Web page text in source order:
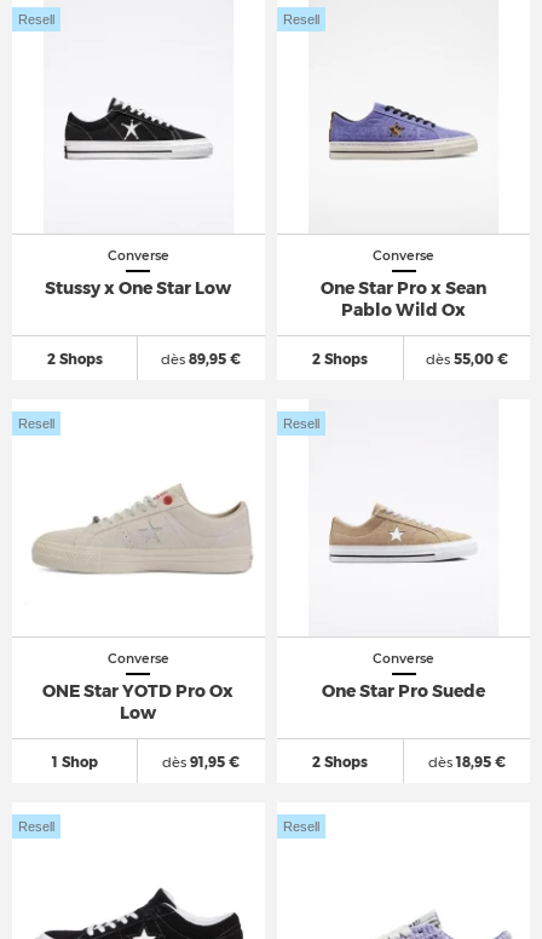
Converse
Stussy x One Star Low
2 Shops
Resell
dès 89,95 €
Converse
One Star Pro x Sean
Pablo Wild Ox
2 Shops
Resell
dès55,00 €
Converse
ONE Star YOTD Pro Ox
Low
1 Shop
Resell
dès 91,95 €
Converse
One Star Pro Suede
2 Shops
Resell
dès18,95 €
Resell Resell